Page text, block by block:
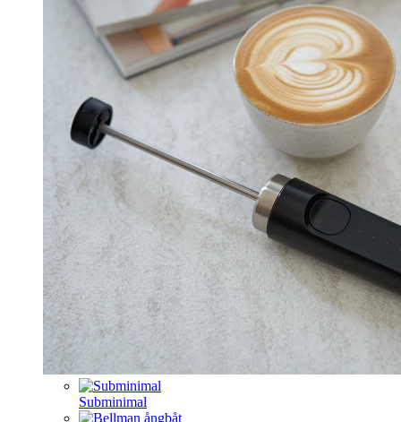
Subminimal